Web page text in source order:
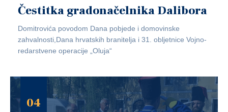
Čestitka gradonačelnika Dalibora
Domitrovića povodom Dana pobjede i domovinske
zahvalnosti,Dana hrvatskih branitelja i 31. obljetnice Vojno-
redarstvene operacije „Oluja“
04